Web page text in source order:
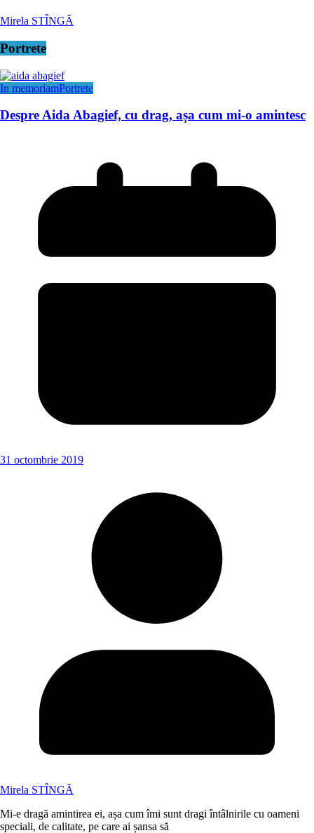
Mirela STÎNGĂ
Portrete
In memoriamPortrete
Despre Aida Abagief, cu drag, așa cum mi-o amintesc
31 octombrie 2019
Mirela STÎNGĂ
Mi-e dragă amintirea ei, așa cum îmi sunt dragi întâlnirile cu oameni
speciali, de calitate, pe care ai șansa să